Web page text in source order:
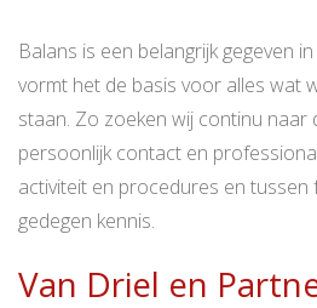
Balans is een belangrijk gegeven
vormt het de basis voor alles wat
staan. Zo zoeken wij continu naar
persoonlijk contact en
activiteit en procedures en tussen
gedegen kennis.
Van Driel en